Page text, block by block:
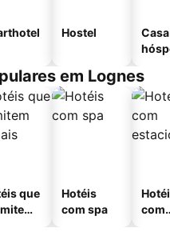
Hostel
em Lognes
que
Hotéis
com spa
com